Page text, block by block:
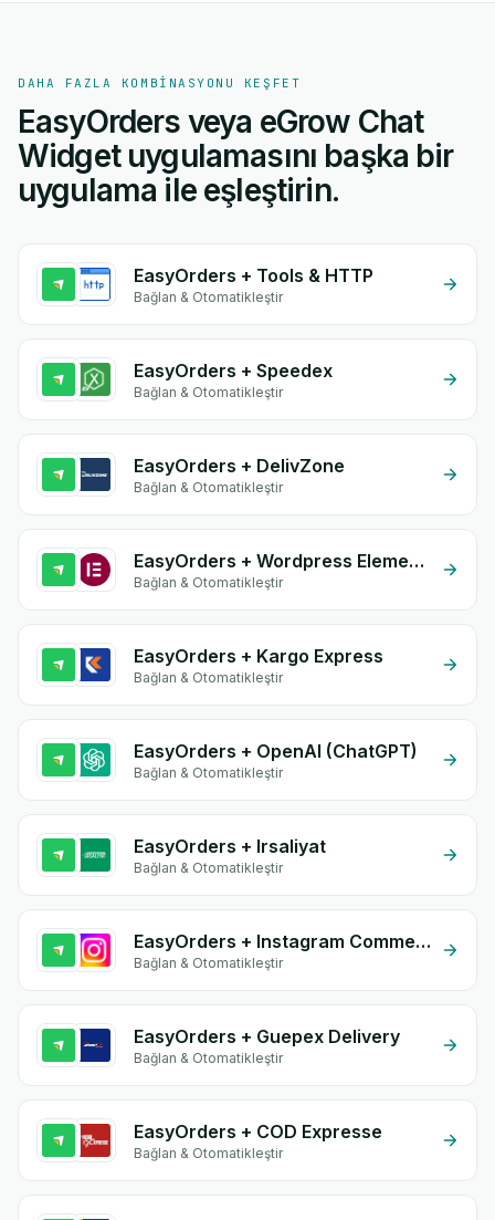
DAHA FAZLA KOMBINASYONU KEŞFET
EasyOrders veya eGrow Chat
Widget uygulamasını başka bir
uygulama ile eşleştirin.
EasyOrders + Tools & HTTP
Bağlan & Otomatikleştir
EasyOrders + Speedex
Bağlan & Otomatikleştir
EasyOrders + DelivZone
Bağlan & Otomatikleştir
EasyOrders + Wordpress Elementor
Bağlan & Otomatikleştir
EasyOrders + Kargo Express
Bağlan & Otomatikleştir
EasyOrders + OpenAI (ChatGPT)
Bağlan & Otomatikleştir
EasyOrders + Irsaliyat
Bağlan & Otomatikleştir
EasyOrders + Instagram Comment
Bağlan & Otomatikleştir
EasyOrders + Guepex Delivery
Bağlan & Otomatikleştir
EasyOrders + COD Expresse
Bağlan & Otomatikleştir